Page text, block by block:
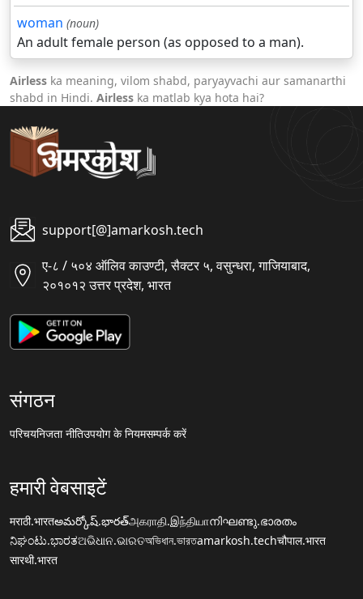
woman (noun)
An adult female person (as opposed to a man).
Airless ka meaning, vilom shabd, paryayvachi aur samanarthi
shabd in Hindi. Airless ka matlab kya hota hai?
support[@]amarkosh.tech
ए-८ / ५०४ ऑलिव काउण्टी, सैक्टर ५, वसुन्धरा, गाजियाबाद,
२०१०१२ उत्तर प्रदेश, भारत
संगठन
परिचयनिजता नीतिउपयोग के नियमसम्पर्क करें
हमारी वेबसाइटें
मराठी.भारतఅమర్కోష్.భారత్அகராதி.இந்தியாനിഘണ്ടു.ഭാരതം
ನಿಘಂಟು.ಭಾರತଅଭିଧାନ.ଭାରତঅভিধান.ভারতamarkosh.techचौपाल.भारत
सारथी.भारत